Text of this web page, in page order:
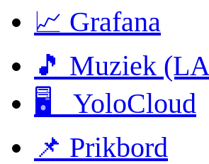
📈 Grafana
🎵 Muziek
🖥 YoloCloud
📌 Prikbord